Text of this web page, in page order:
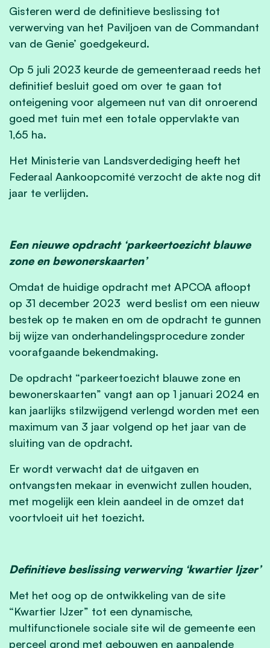
Gisteren werd de definitieve beslissing tot
verwerving van het Paviljoen van de Commandant
van de Genie’ goedgekeurd.
Op 5 juli 2023 keurde de gemeenteraad reeds het
definitief besluit goed om over te gaan tot
onteigening voor algemeen nut van dit onroerend
goed met tuin met een totale oppervlakte van
1,65 ha.
Het Ministerie van Landsverdediging heeft het
Federaal Aankoopcomité verzocht de akte nog dit
jaar te verlijden.
Een nieuwe opdracht ‘parkeertoezicht blauwe
zone en bewonerskaarten’
Omdat de huidige opdracht met APCOA afloopt
op 31 december 2023 werd beslist om een nieuw
bestek op te maken en om de opdracht te gunnen
bij wijze van onderhandelingsprocedure zonder
voorafgaande bekendmaking.
De opdracht “parkeertoezicht blauwe zone en
bewonerskaarten” vangt aan op 1 januari 2024 en
kan jaarlijks stilzwijgend verlengd worden met een
maximum van 3 jaar volgend op het jaar van de
sluiting van de opdracht.
Er wordt verwacht dat de uitgaven en
ontvangsten mekaar in evenwicht zullen houden,
met mogelijk een klein aandeel in de omzet dat
voortvloeit uit het toezicht.
Definitieve beslissing verwerving ‘kwartier Ijzer’
Met het oog op de ontwikkeling van de site
“Kwartier IJzer” tot een dynamische,
multifunctionele sociale site wil de gemeente een
perceel grond met gebouwen en aanpalende